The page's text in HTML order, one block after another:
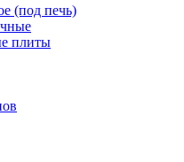
(под печь)
плиты